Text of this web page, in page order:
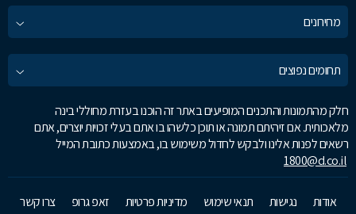
מחירונים
תחומים נפוצים
חלק מהתמונות והתכנים המופיעים באתר זה הוכנו בעזרת מחוללי בינה
מלאכותית. אם זיהיתם תמונה או תוכן כלשהו בו אתם בעלי זכויות יוצרים, אתם
רשאים לפנות אלינו ולבקש לחדול משימוש בו, באמצעות כתובת המייל
1800@d.co.il
אודות נגישות תנאי שימוש מדיניות פרטיות זאפ גרופ צרו קשר